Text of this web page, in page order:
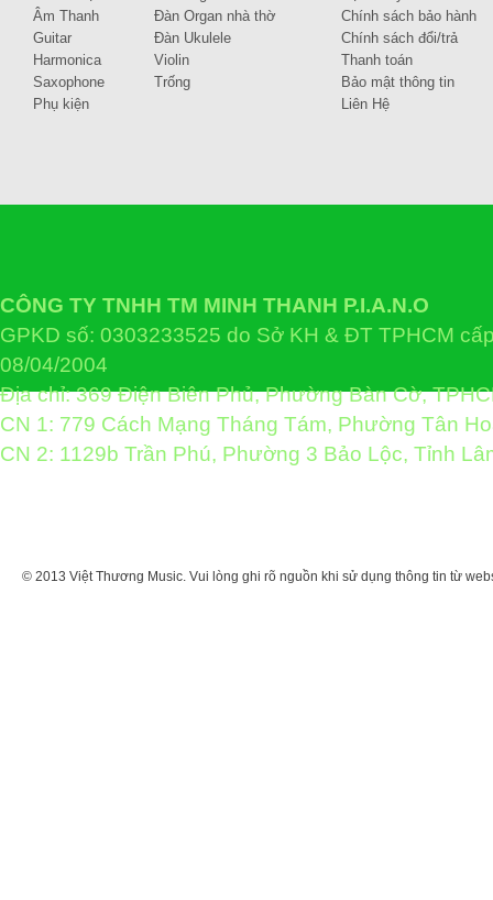
Âm Thanh
Đàn Organ nhà thờ
Guitar
Đàn Ukulele
Harmonica
Violin
Saxophone
Trống
Phụ kiện
Chính sách bảo hành
Chính sách đổi/trả
Thanh toán
Bảo mật thông tin
Liên Hệ
CÔNG TY TNHH TM MINH THANH P.I.A.N.O
GPKD số: 0303233525 do Sở KH & ĐT TPHCM
08/04/2004
Địa chỉ: 369 Điện Biên Phủ, Phường Bàn Cờ,
CN 1: 779 Cách Mạng Tháng Tám, Phường Tân
CN 2: 1129b Trần Phú, Phường 3 Bảo Lộc, Tỉnh
© 2013 Việt Thương Music. Vui lòng ghi rõ nguồn khi sử dụng thông tin từ